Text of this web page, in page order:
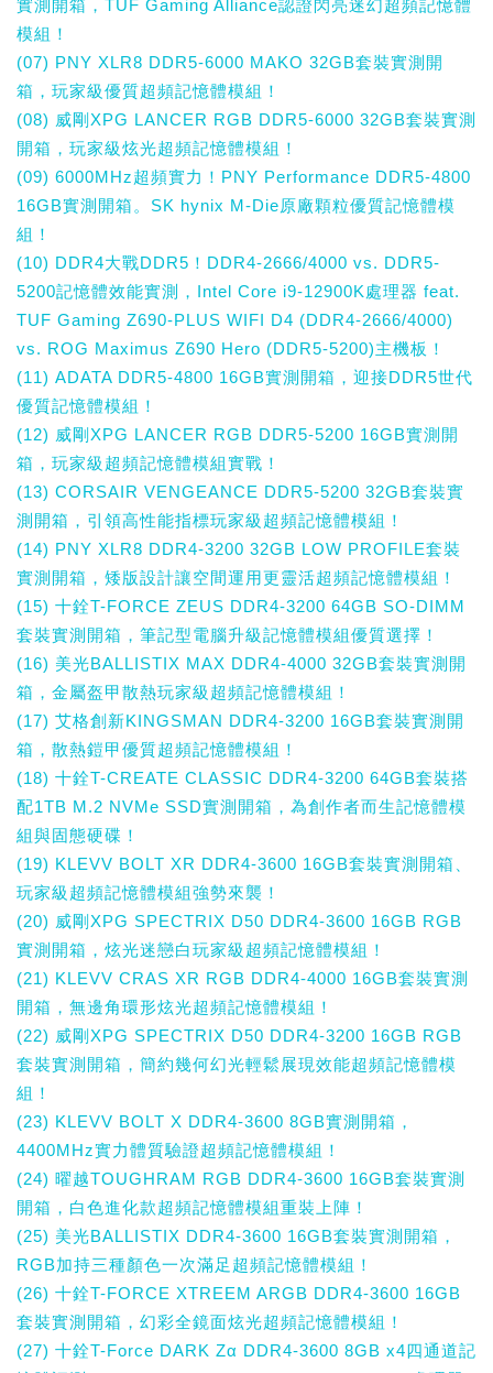
實測開箱，TUF Gaming Alliance認證閃亮迷幻超頻記憶體
模組！
(07) PNY XLR8 DDR5-6000 MAKO 32GB套裝實測開
箱，玩家級優質超頻記憶體模組！
(08) 威剛XPG LANCER RGB DDR5-6000 32GB套裝實測
開箱，玩家級炫光超頻記憶體模組！
(09) 6000MHz超頻實力！PNY Performance DDR5-4800
16GB實測開箱。SK hynix M-Die原廠顆粒優質記憶體模
組！
(10) DDR4大戰DDR5！DDR4-2666/4000 vs. DDR5-
5200記憶體效能實測，Intel Core i9-12900K處理器 feat.
TUF Gaming Z690-PLUS WIFI D4 (DDR4-2666/4000)
vs. ROG Maximus Z690 Hero (DDR5-5200)主機板！
(11) ADATA DDR5-4800 16GB實測開箱，迎接DDR5世代
優質記憶體模組！
(12) 威剛XPG LANCER RGB DDR5-5200 16GB實測開
箱，玩家級超頻記憶體模組實戰！
(13) CORSAIR VENGEANCE DDR5-5200 32GB套裝實
測開箱，引領高性能指標玩家級超頻記憶體模組！
(14) PNY XLR8 DDR4-3200 32GB LOW PROFILE套裝
實測開箱，矮版設計讓空間運用更靈活超頻記憶體模組！
(15) 十銓T-FORCE ZEUS DDR4-3200 64GB SO-DIMM
套裝實測開箱，筆記型電腦升級記憶體模組優質選擇！
(16) 美光BALLISTIX MAX DDR4-4000 32GB套裝實測開
箱，金屬盔甲散熱玩家級超頻記憶體模組！
(17) 艾格創新KINGSMAN DDR4-3200 16GB套裝實測開
箱，散熱鎧甲優質超頻記憶體模組！
(18) 十銓T-CREATE CLASSIC DDR4-3200 64GB套裝搭
配1TB M.2 NVMe SSD實測開箱，為創作者而生記憶體模
組與固態硬碟！
(19) KLEVV BOLT XR DDR4-3600 16GB套裝實測開箱、
玩家級超頻記憶體模組強勢來襲！
(20) 威剛XPG SPECTRIX D50 DDR4-3600 16GB RGB
實測開箱，炫光迷戀白玩家級超頻記憶體模組！
(21) KLEVV CRAS XR RGB DDR4-4000 16GB套裝實測
開箱，無邊角環形炫光超頻記憶體模組！
(22) 威剛XPG SPECTRIX D50 DDR4-3200 16GB RGB
套裝實測開箱，簡約幾何幻光輕鬆展現效能超頻記憶體模
組！
(23) KLEVV BOLT X DDR4-3600 8GB實測開箱，
4400MHz實力體質驗證超頻記憶體模組！
(24) 曜越TOUGHRAM RGB DDR4-3600 16GB套裝實測
開箱，白色進化款超頻記憶體模組重裝上陣！
(25) 美光BALLISTIX DDR4-3600 16GB套裝實測開箱，
RGB加持三種顏色一次滿足超頻記憶體模組！
(26) 十銓T-FORCE XTREEM ARGB DDR4-3600 16GB
套裝實測開箱，幻彩全鏡面炫光超頻記憶體模組！
(27) 十銓T-Force DARK Zα DDR4-3600 8GB x4四通道記